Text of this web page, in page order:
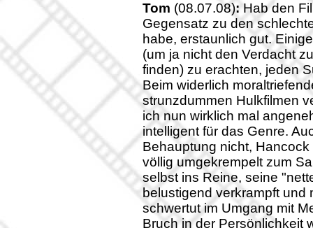
Tom (08.07.08):Hab den
Gegensatz zu den
habe, erstaunlich gut.
(um ja nicht den Verdacht
finden) zu erachten, jeden
Beim widerlich
strunzdummen Hulkfilmen
ich nun wirklich mal
intelligent für das Genre.
Behauptung nicht,
völlig umgekrempelt zum
selbst ins Reine, seine
belustigend verkrampft und
schwertut im Umgang mit
Bruch in der Persönlichkeit